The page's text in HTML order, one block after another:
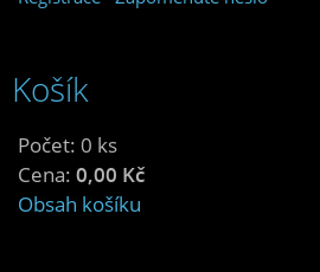
Košík
Počet: 0 ks
Cena: 0,00 Kč
Obsah košíku